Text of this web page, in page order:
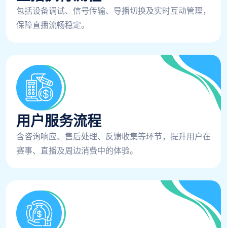
包括设备调试、信号传输、导播切换及实时互动管理，
保障直播流畅稳定。
用户服务流程
含咨询响应、售后处理、反馈收集等环节，提升用户在
赛事、直播及周边消费中的体验。